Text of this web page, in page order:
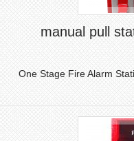
manual pull
One Stage Fire Alarm